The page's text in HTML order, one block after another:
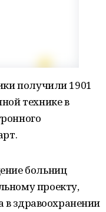
получили 1901
технике в
больниц
проекту,
в здравоохранении